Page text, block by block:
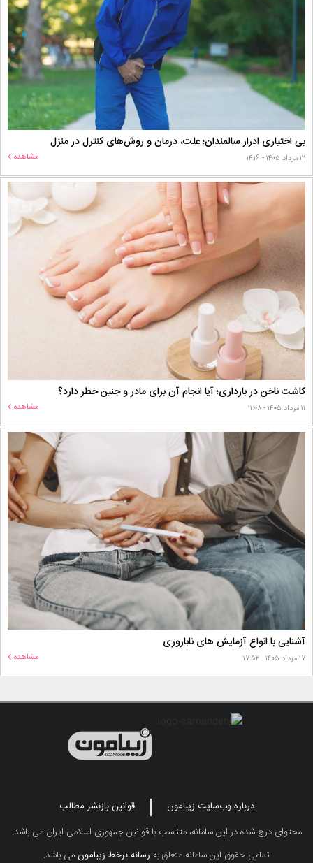
بی اختیاری ادرار سالمندان؛ علت، درمان و روش‌های کنترل در منزل
۱۲ مرداد ۱۴۰۵ - ۱۴:۱۶ مشاهده
کاشت ناخن در بارداری؛ آیا انجام آن برای مادر و جنین خطر دارد؟
۱۱ مرداد ۱۴۰۵ - ۱۱:۰۸ مشاهده
آشنایی با انواع آزمایش های ناباروری
۱۷ مرداد ۱۴۰۵ - ۱۷:۵۲ مشاهده
درباره وب‌سایت زیبامون
قوانین بازنشر مطالب
محتوای درج شده در این سامانه، متناسب با قوانین جمهوری اسلامی ایران می باشد.
تمامی حقوق این سامانه متعلق به رسانه برخط زیبامونمی باشد.